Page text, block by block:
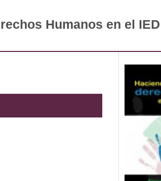
Humanos en el